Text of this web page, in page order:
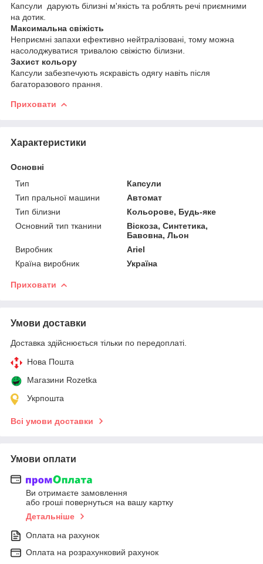
Капсули дарують білизні м'якість та роблять речі приємними
на дотик.
Максимальна свіжість
Неприємні запахи ефективно нейтралізовані, тому можна
насолоджуватися тривалою свіжістю білизни.
Захист кольору
Капсули забезпечують яскравість одягу навіть після
багаторазового прання.
Приховати
Характеристики
Основні
Тип
Капсули
Тип пральної машини
Автомат
Тип білизни
Кольорове, Будь-яке
Основний тип тканини
Віскоза, Синтетика,
Бавовна, Льон
Виробник
Ariel
Країна виробник
Україна
Приховати
Умови доставки
Доставка здійснюється тільки по передоплаті.
Нова Пошта
Магазини Rozetka
Укрпошта
Всі умови доставки
Умови оплати
Ви отримаєте замовлення
або гроші повернуться на вашу картку
Детальніше
Оплата на рахунок
Оплата на розрахунковий рахунок